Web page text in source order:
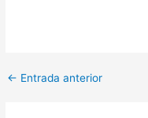
← Entrada anterior